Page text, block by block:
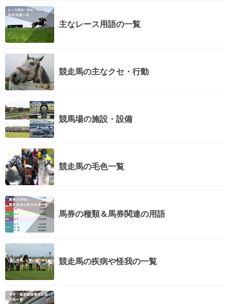
主なレース用語の一覧
競走馬の主なクセ・行動
競馬場の施設・設備
競走馬の毛色一覧
馬券の種類＆馬券関連の用語
競走馬の疾病や怪我の一覧